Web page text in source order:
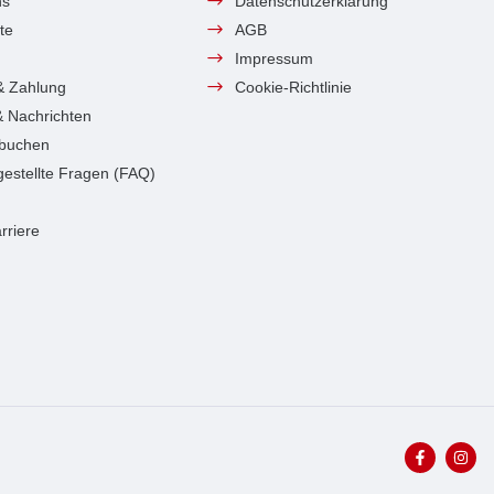
Zahlung
Nachrichten
Fragen (FAQ)
AGB
Impressum
Cookie-Richtlinie